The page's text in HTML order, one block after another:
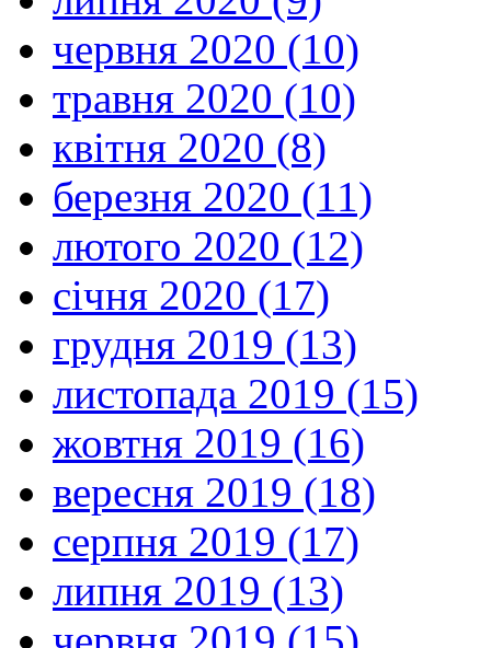
червня 2020 (10)
травня 2020 (10)
квітня 2020 (8)
березня 2020 (11)
лютого 2020 (12)
січня 2020 (17)
грудня 2019 (13)
листопада 2019 (15)
жовтня 2019 (16)
вересня 2019 (18)
серпня 2019 (17)
липня 2019 (13)